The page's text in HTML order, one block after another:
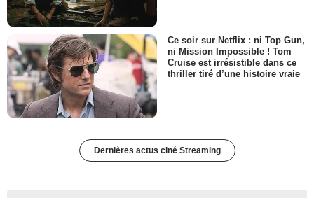
Ce soir sur Netflix : ni Top Gun,
ni Mission Impossible ! Tom
Cruise est irrésistible dans ce
thriller tiré d’une histoire vraie
Dernières actus ciné Streaming